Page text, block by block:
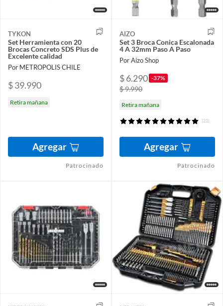
TYKON
Set Herramienta con 20
Brocas Concreto SDS Plus de
Excelente calidad
Por METROPOLIS CHILE
$ 39.990
Retira mañana
Agregar
Patrocinado
AIZO
Set 3 Broca Conica Escalonada
4 A 32mm Paso A Paso
Por Aizo Shop
$ 6.290 -37%
$ 9.990
Retira mañana
(21)
Agregar
Patrocinado